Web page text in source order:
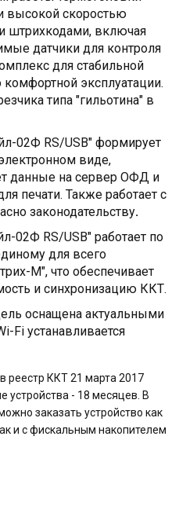
высокой скоростью
штрихкодами, включая
датчики для контроля
для стабильной
комфортной эксплуатации.
типа "гильотина" в
02Ф RS/USB" формирует
виде,
данные на сервер ОФД и
печати. Также работает с
законодательству.
02Ф RS/USB" работает по
для всего
М", что обеспечивает
и синхронизацию ККТ.
оснащена актуальными
Fi устанавливается
реестр ККТ 21 марта 2017
устройства - 18 месяцев. В
заказать устройство как
и с фискальным накопителем